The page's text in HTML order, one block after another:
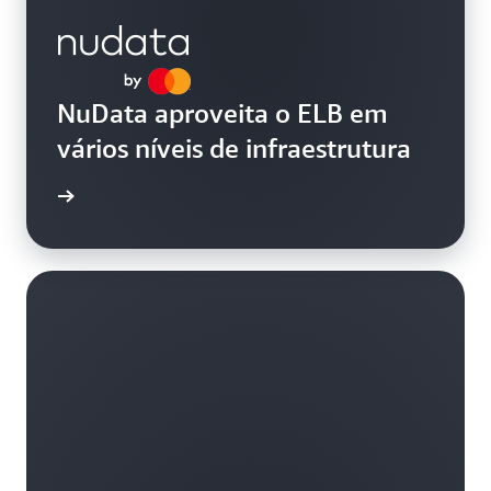
NuData aproveita o ELB em
vários níveis de infraestrutura